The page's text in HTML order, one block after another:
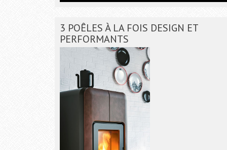
3 POÊLES À LA FOIS DESIGN ET
PERFORMANTS